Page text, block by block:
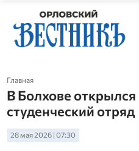
Главная
В Болхове
студенческий отряд
28 мая 2026 | 07:30